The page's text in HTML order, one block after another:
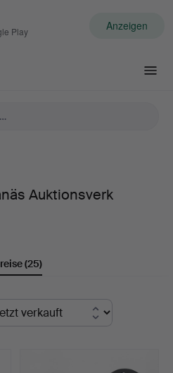
Play Anzeigen
Auktionsverk
(25)